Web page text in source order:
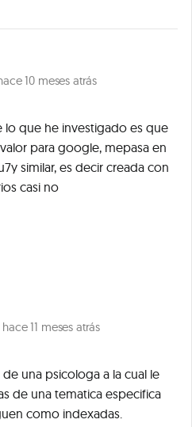
10 meses atrás
lo que he investigado es que
para google, mepasa en
similar, es decir creada con
casi no
11 meses atrás
una psicologa a la cual le
de una tematica especifica
como indexadas.